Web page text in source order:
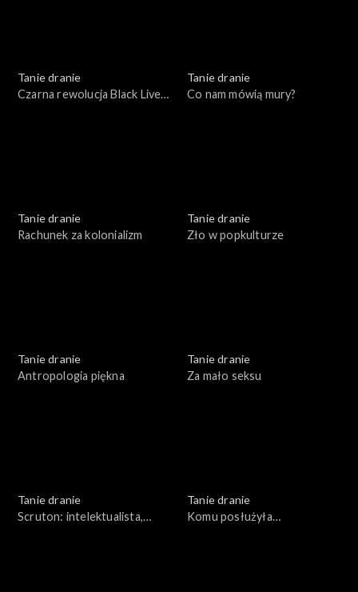
Tanie dranie
Czarna rewolucja Black Lives
Tanie dranie
Co nam mówią mury?
Tanie dranie
Rachunek za kolonializm
Tanie dranie
Zło w popkulturze
Tanie dranie
Antropologia piękna
Tanie dranie
Za mało seksu
Tanie dranie
Scruton: intelektualista,
Tanie dranie
Komu posłużyła